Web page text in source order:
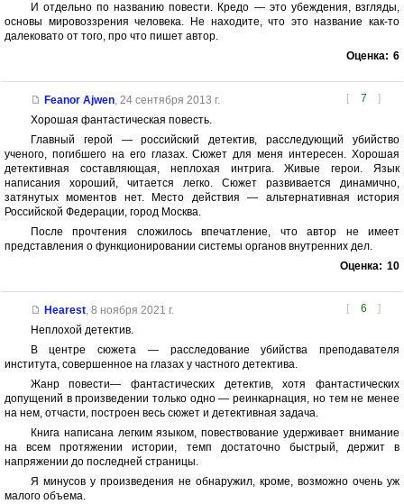
И отдельно по названию повести. Кредо — это убеждения, взгляды,
основы мировоззрения человека. Не находите, что это название как-то
далековато от того, про что пишет автор.
Оценка: 6
[ 7 ]
Feanor Ajwen, 24 сентября 2013 г.
Хорошая фантастическая повесть.
Главный герой — российский детектив, расследующий убийство
ученого, погибшего на его глазах. Сюжет для меня интересен. Хорошая
детективная составляющая, неплохая интрига. Живые герои. Язык
написания хороший, читается легко. Сюжет развивается динамично,
затянутых моментов нет. Место действия — альтернативная история
Российской Федерации, город Москва.
После прочтения сложилось впечатление, что автор не имеет
представления о функционировании системы органов внутренних дел.
Оценка: 10
[ 6 ]
Hearest, 8 ноября 2021 г.
Неплохой детектив.
В центре сюжета — расследование убийства преподавателя
института, совершенное на глазах у частного детектива.
Жанр повести— фантастических детектив, хотя фантастических
допущений в произведении только одно — реинкарнация, но тем не менее
на нем, отчасти, построен весь сюжет и детективная задача.
Книга написана легким языком, повествование удерживает внимание
на всем протяжении истории, темп достаточно быстрый, держит в
напряжении до последней страницы.
Я минусов у произведения не обнаружил, кроме, возможно очень уж
малого объема.